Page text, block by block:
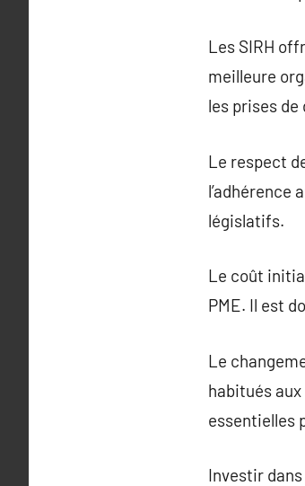
Les SIRH
meilleure
les prises
Le respect
l’adhérence
législatifs.
Le coût
PME. Il est
Le
habitués
essentielles
Investir